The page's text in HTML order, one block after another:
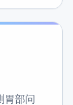
胃部问